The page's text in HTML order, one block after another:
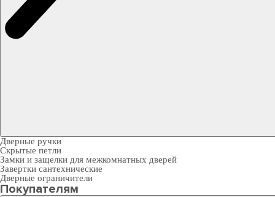
Дверные ручки
Скрытые петли
Замки и защелки для межкомнатных дверей
Завертки сантехнические
Дверные ограничители
Покупателям